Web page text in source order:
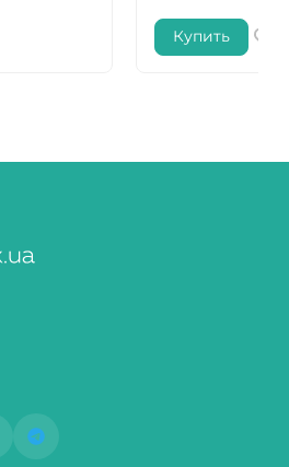
Купить